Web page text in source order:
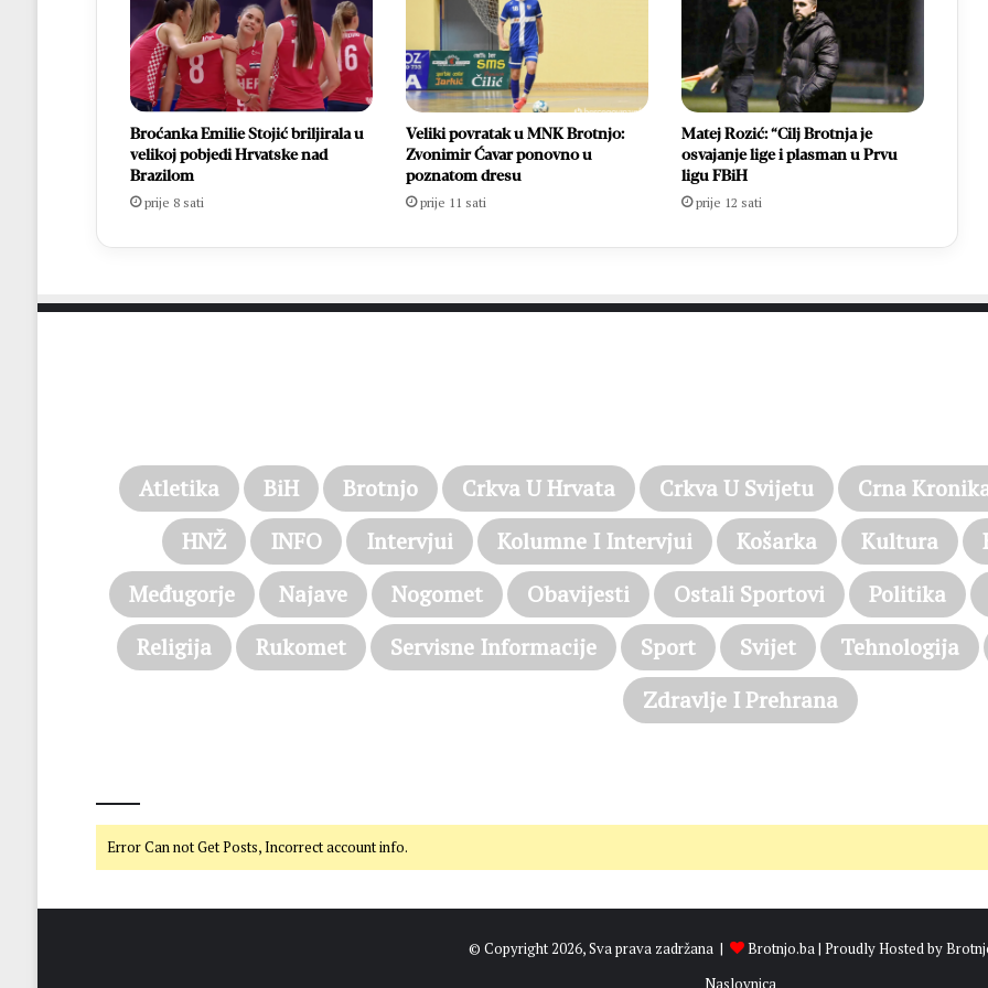
Broćanka Emilie Stojić briljirala u
velikoj pobjedi Hrvatske nad
Brazilom
prije 8 sati
Veliki povratak u MNK Brotnjo:
Zvonimir Ćavar ponovno u
poznatom dresu
prije 11 sati
Matej Rozić: “Cilj Brotnja je
osvajanje lige i plasman u Prvu
ligu FBiH
prije 12 sati
Atletika BiH Brotnjo Crkva U Hrvata Crkva U Svijetu Crna
HNŽ
INFO Intervjui Kolumne I Intervjui Košarka Kultura
Međugorje
Najave Nogomet Obavijesti Ostali Sportovi Politika
Religija
Rukomet Servisne Informacije Sport Svijet Tehnologija
Zdravlje I Prehrana
Error Can not Get Posts, Incorrect account info.
© Copyright 2026, Sva prava zadržana | Brotnjo.ba | Proudly Hosted by
Naslovnica